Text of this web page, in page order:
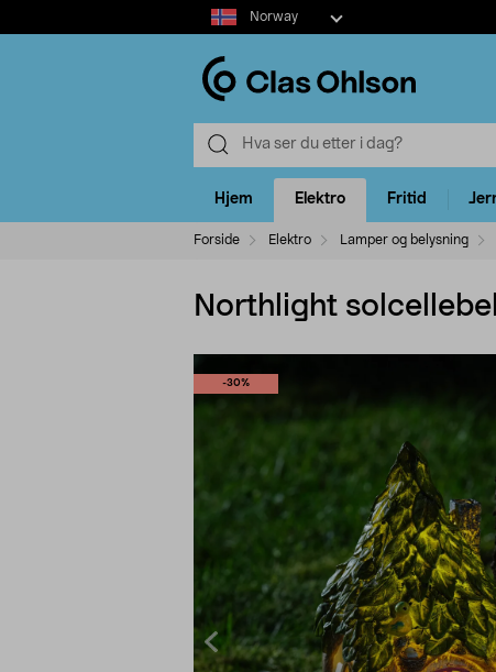
Select
market
Norway
Hjem Elektro Fritid
Forside Elektro Lamper og belysning
Northlight
-30%